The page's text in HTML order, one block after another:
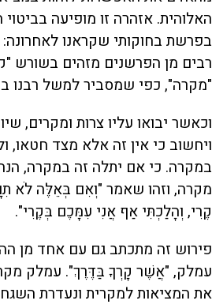
האלוהית. אזהרה זו מופיעה
בפרשת בחוקותי שקראנו
רבים מן הפרשנים מזהים בשורש
"מקרה", כפי שמסביר למשל רבנו
וכאשר יבואו עליו צרות ומקרים,
ויחשוב כי אין זה אלא מצד חטאו,
במקרה. כי אם יתלה זה במקרה,
מקרה, וזהו שאמר "וְאִם בְּאֵלֶּה לֹא
קֶרִי, וְהָלַכְתִּי אַף אֲנִי עִמָּכֶם בְּקֶרִי".
פירוש זה מתכתב גם עם אחד מן
עמלק, "אֲשֶׁר קָרְךָ בַּדֶּרֶךְ". עמלק
את המציאות למקרית ונעדרת